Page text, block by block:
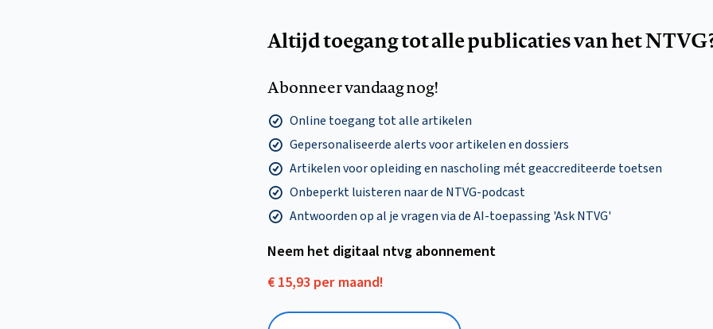
Altijd toegang tot alle publicaties van het
Abonneer vandaag nog!
Online toegang tot alle artikelen
Gepersonaliseerde alerts voor artikelen en dossiers
Artikelen voor opleiding en nascholing mét geaccrediteerde toetsen
Onbeperkt luisteren naar de NTVG-podcast
Antwoorden op al je vragen via de AI-toepassing 'Ask NTVG'
Neem het digitaal ntvg abonnement
€ 15,93 per maand!